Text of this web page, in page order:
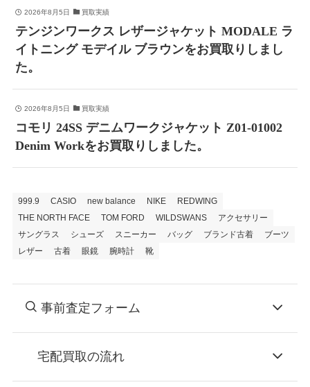
2026年8月5日 買取実績
テンジンワークス レザージャケット MODALE ラ
イトニング モデイル ブラウンをお買取りしまし
た。
2026年8月5日 買取実績
コモリ 24SS デニムワークジャケット Z01-01002
Denim Workをお買取りしました。
999.9 CASIO new balance NIKE
REDWING
THE NORTH FACE
TOM FORD WILDSWANS
アクセサリー
サングラス
シューズ スニーカー バッグ ブランド古着
ブーツ
レザー
古着 眼鏡 腕時計 靴
事前査定フォーム
宅配買取の流れ